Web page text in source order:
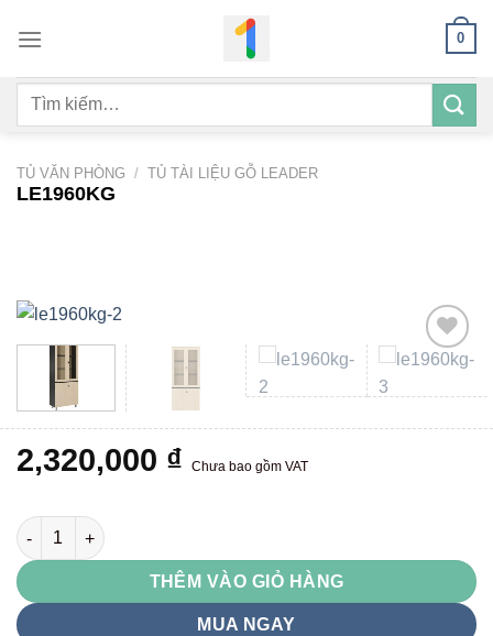
qua
dung
0
Tìm
TỦ VĂN PHÒNG / TỦ TÀI LIỆU GỖ LEADER
LE1960KG
wishlist
2,320,000 ₫ Chưa bao gồm VAT
LE1960KG số lượng
THÊM VÀO GIỎ HÀNG
MUA NGAY